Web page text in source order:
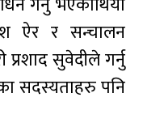
ऐर र सन्चालन
प्रशाद सुवेदीले गर्नु
सदस्यताहरु पनि